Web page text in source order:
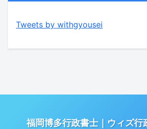
Tweets by withgyousei
福岡博多行政書士｜ウィズ行